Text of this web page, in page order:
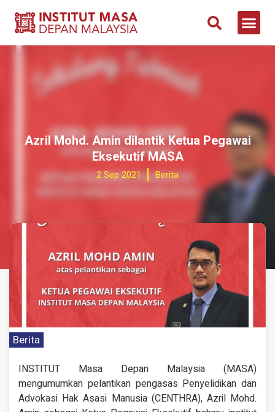
Azril Mohd. Amin dilantik Ketua Pegawai
Eksekutif MASA
2 Sep 2021 Berita
Berita
INSTITUT Masa Depan Malaysia (MASA)
mengumumkan pelantikan pengasas Penyelidikan dan
Advokasi Hak Asasi Manusia (CENTHRA), Azril Mohd.